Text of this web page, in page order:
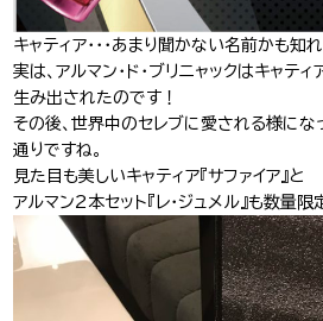
キャティア・・・あまり聞かない名前かも知
実は、アルマン・ド・ブリニャックはキャティ
生み出されたのです！
その後、世界中のセレブに愛される様にな
通りですね。
見た目も美しいキャティア『サファイア』と
アルマン2本セット『レ・ジュメル』も数量限